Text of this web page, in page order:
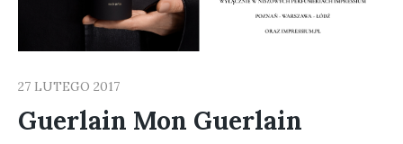
27 LUTEGO 2017
Guerlain Mon Guerlain